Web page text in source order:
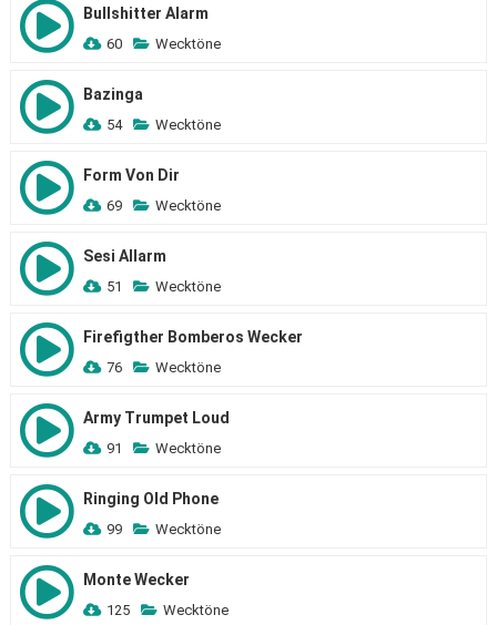
Bullshitter Alarm
60 Wecktöne
Bazinga
54 Wecktöne
Form Von Dir
69 Wecktöne
Sesi Allarm
51 Wecktöne
Firefigther Bomberos Wecker
76 Wecktöne
Army Trumpet Loud
91 Wecktöne
Ringing Old Phone
99 Wecktöne
Monte Wecker
125 Wecktöne